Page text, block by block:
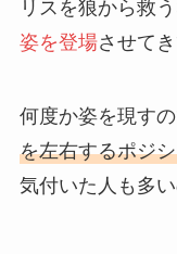
リスを狼から救
姿を登場させてき
何度か姿を現す
を左右するポジ
気付いた人も多